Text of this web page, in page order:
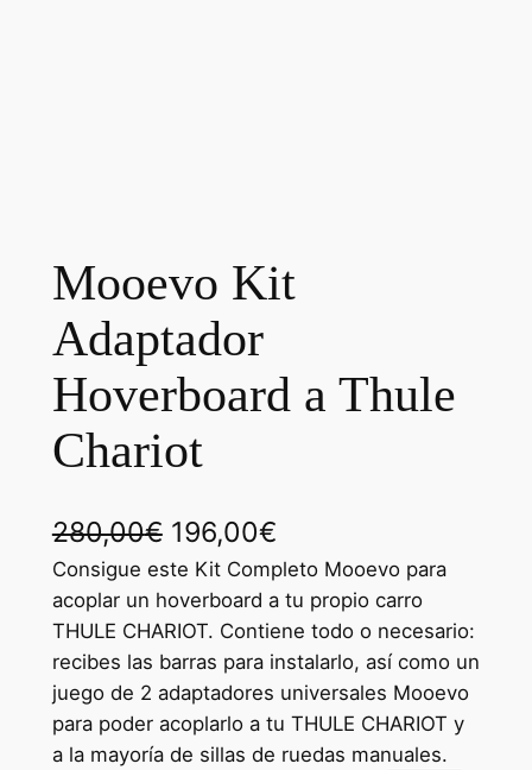
Mooevo Kit
Adaptador
Hoverboard a Thule
Chariot
280,00€ E
l
p
r
e
c
196,00€E
l
p
r
e
c
Consigue este Kit Completo Mooevo para
acoplar un hoverboard a tu propio carro
THULE CHARIOT. Contiene todo o necesario:
recibes las barras para instalarlo, así como un
juego de 2 adaptadores universales Mooevo
para poder acoplarlo a tu THULE CHARIOT y
a la mayoría de sillas de ruedas manuales.